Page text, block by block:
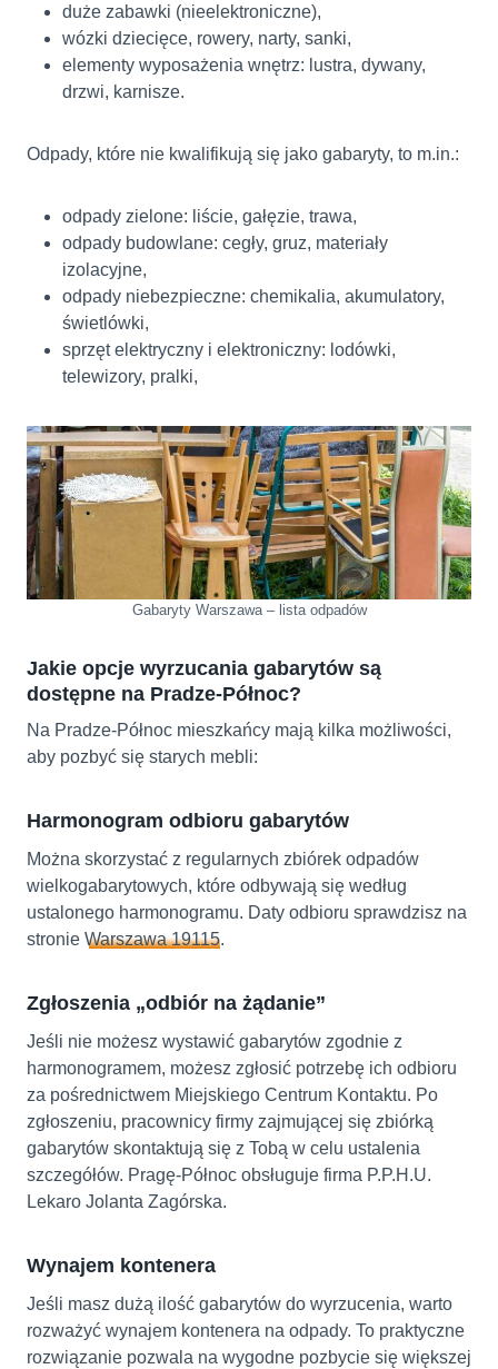
duże zabawki (nieelektroniczne),
wózki dziecięce, rowery, narty, sanki,
elementy wyposażenia wnętrz: lustra, dywany,
drzwi, karnisze.
Odpady, które nie kwalifikują się jako gabaryty, to m.in.:
odpady zielone: liście, gałęzie, trawa,
odpady budowlane: cegły, gruz, materiały
izolacyjne,
odpady niebezpieczne: chemikalia, akumulatory,
świetlówki,
sprzęt elektryczny i elektroniczny: lodówki,
telewizory, pralki,
Gabaryty Warszawa – lista odpadów
Jakie opcje wyrzucania gabarytów są
dostępne na Pradze-Północ?
Na Pradze-Północ mieszkańcy mają kilka możliwości,
aby pozbyć się starych mebli:
Harmonogram odbioru gabarytów
Można skorzystać z regularnych zbiórek odpadów
wielkogabarytowych, które odbywają się według
ustalonego harmonogramu. Daty odbioru sprawdzisz na
stronie Warszawa 19115.
Zgłoszenia „odbiór na żądanie”
Jeśli nie możesz wystawić gabarytów zgodnie z
harmonogramem, możesz zgłosić potrzebę ich odbioru
za pośrednictwem Miejskiego Centrum Kontaktu. Po
zgłoszeniu, pracownicy firmy zajmującej się zbiórką
gabarytów skontaktują się z Tobą w celu ustalenia
szczegółów. Pragę-Północ obsługuje firma P.P.H.U.
Lekaro Jolanta Zagórska.
Wynajem kontenera
Jeśli masz dużą ilość gabarytów do wyrzucenia, warto
rozważyć wynajem kontenera na odpady. To praktyczne
rozwiązanie pozwala na wygodne pozbycie się większej